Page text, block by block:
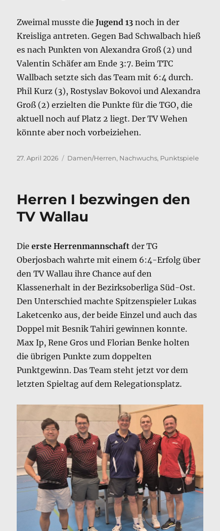
Zweimal musste dieJugend 13 noch in der
Kreisliga antreten. Gegen Bad Schwalbach hieß
es nach Punkten von Alexandra Groß (2) und
Valentin Schäfer am Ende 3:7. Beim TTC
Wallbach setzte sich das Team mit 6:4 durch.
Phil Kurz (3), Rostyslav Bokovoi und Alexandra
Groß (2) erzielten die Punkte für die TGO, die
aktuell noch auf Platz 2 liegt. Der TV Wehen
könnte aber noch vorbeiziehen.
Veröffentlicht
27. April 2026 Kategorien
Damen/Herren, Nachwuchs, Punktspiele
Herren I bezwingen den
TV Wallau
Dieerste Herrenmannschaft der TG
Oberjosbach wahrte mit einem 6:4-Erfolg über
den TV Wallau ihre Chance auf den
Klassenerhalt in der Bezirksoberliga Süd-Ost.
Den Unterschied machte Spitzenspieler Lukas
Laketcenko aus, der beide Einzel und auch das
Doppel mit Besnik Tahiri gewinnen konnte.
Max Ip, Rene Gros und Florian Benke holten
die übrigen Punkte zum doppelten
Punktgewinn. Das Team steht jetzt vor dem
letzten Spieltag auf dem Relegationsplatz.